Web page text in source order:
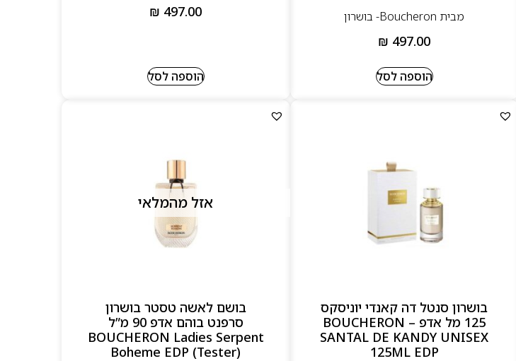
מבית Boucheron- בושרון
₪ 497.00
הוספה לסל
₪ 497.00
הוספה לסל
בושרון סנטל דה קאנדי יוניסקס
125 מל אדפ – BOUCHERON
SANTAL DE KANDY UNISEX
125ML EDP
אזל מהמלאי
בושם לאשה טסטר בושרון
סרפנט בוהם אדפ 90 מ”ל
BOUCHERON Ladies Serpent
Boheme EDP (Tester)